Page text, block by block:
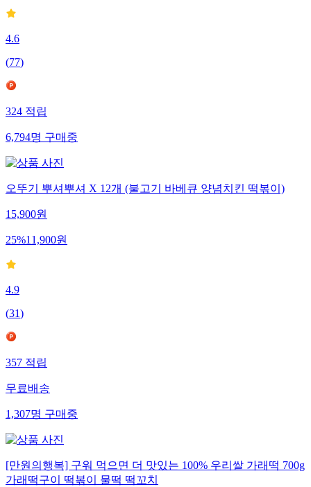
4.6
(77)
324 적립
6,794명 구매중
오뚜기 뿌셔뿌셔 X 12개 (불고기 바베큐 양념치킨 떡볶이)
15,900원
25%11,900원
4.9
(31)
357 적립
무료배송
1,307명 구매중
[만원의행복] 구워 먹으면 더 맛있는 100% 우리쌀 가래떡 700g
가래떡구이 떡볶이 물떡 떡꼬치